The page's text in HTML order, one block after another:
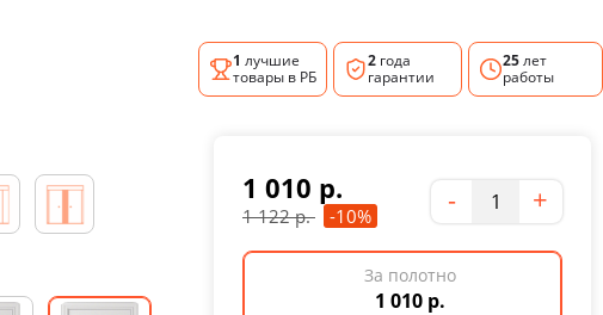
1 лучшие
товары в РБ
2 года
гарантии
25лет
работы
1 010 р.
1 122р. -10%
Количество
- +
За полотно
1 010 р.